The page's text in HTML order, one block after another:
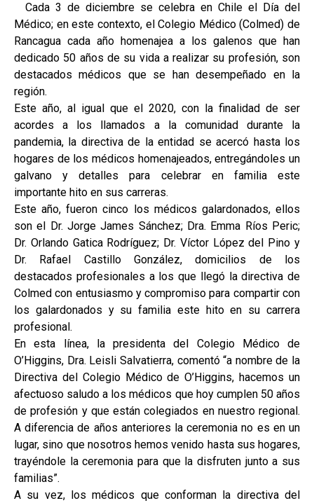
Cada 3 de diciembre se celebra en Chile el Día del
Médico; en este contexto, el Colegio Médico (Colmed) de
Rancagua cada año homenajea a los galenos que han
dedicado 50 años de su vida a realizar su profesión, son
destacados médicos que se han desempeñado en la
región.
Este año, al igual que el 2020, con la finalidad de ser
acordes a los llamados a la comunidad durante la
pandemia, la directiva de la entidad se acercó hasta los
hogares de los médicos homenajeados, entregándoles un
galvano y detalles para celebrar en familia este
importante hito en sus carreras.
Este año, fueron cinco los médicos galardonados, ellos
son el Dr. Jorge James Sánchez; Dra. Emma Ríos Peric;
Dr. Orlando Gatica Rodríguez; Dr. Víctor López del Pino y
Dr. Rafael Castillo González, domicilios de los
destacados profesionales a los que llegó la directiva de
Colmed con entusiasmo y compromiso para compartir con
los galardonados y su familia este hito en su carrera
profesional.
En esta línea, la presidenta del Colegio Médico de
O’Higgins, Dra. Leisli Salvatierra, comentó “a nombre de la
Directiva del Colegio Médico de O’Higgins, hacemos un
afectuoso saludo a los médicos que hoy cumplen 50 años
de profesión y que están colegiados en nuestro regional.
A diferencia de años anteriores la ceremonia no es en un
lugar, sino que nosotros hemos venido hasta sus hogares,
trayéndole la ceremonia para que la disfruten junto a sus
familias”.
A su vez, los médicos que conforman la directiva del